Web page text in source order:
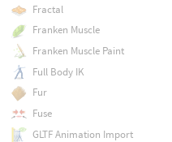
Fractal
Franken Muscle
Franken Muscle Paint
Full Body IK
Fur
Fuse
GLTF Animation Import